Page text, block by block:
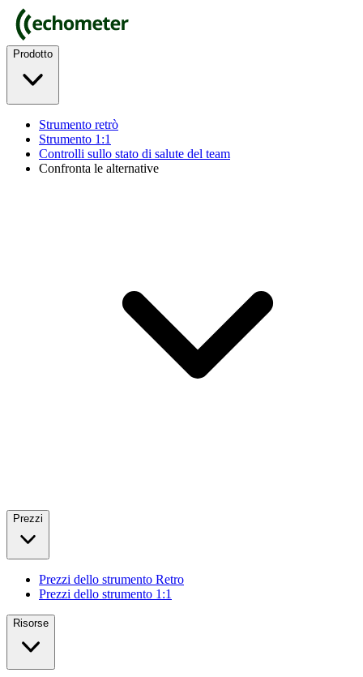
Prodotto
Strumento retrò
Strumento 1:1
Controlli sullo stato di salute del team
Confronta le alternative
Prezzi
Prezzi dello strumento Retro
Prezzi dello strumento 1:1
Risorse